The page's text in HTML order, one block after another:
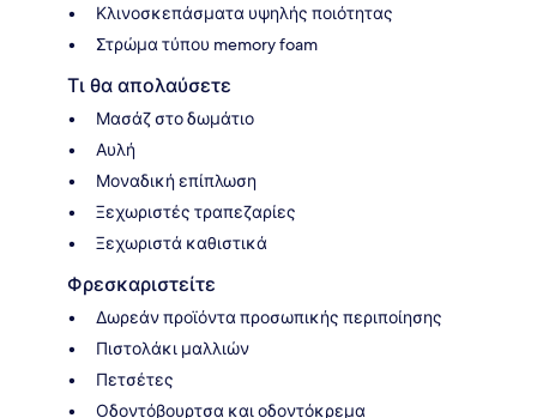
Κλινοσκεπάσματα υψηλής ποιότητας
Στρώμα τύπου memory foam
Τι θα απολαύσετε
Μασάζ στο δωμάτιο
Αυλή
Μοναδική επίπλωση
Ξεχωριστές τραπεζαρίες
Ξεχωριστά καθιστικά
Φρεσκαριστείτε
Δωρεάν προϊόντα προσωπικής περιποίησης
Πιστολάκι μαλλιών
Πετσέτες
Οδοντόβουρτσα και οδοντόκρεμα